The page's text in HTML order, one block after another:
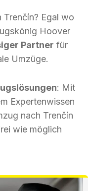
Trenčín? Egal wo
Hoover
Partner für
Umzüge.
: Mit
Expertenwissen
nach Trenčín
wie möglich